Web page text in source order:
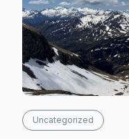
Uncategorized